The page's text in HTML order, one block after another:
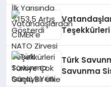
Türk
Savunma